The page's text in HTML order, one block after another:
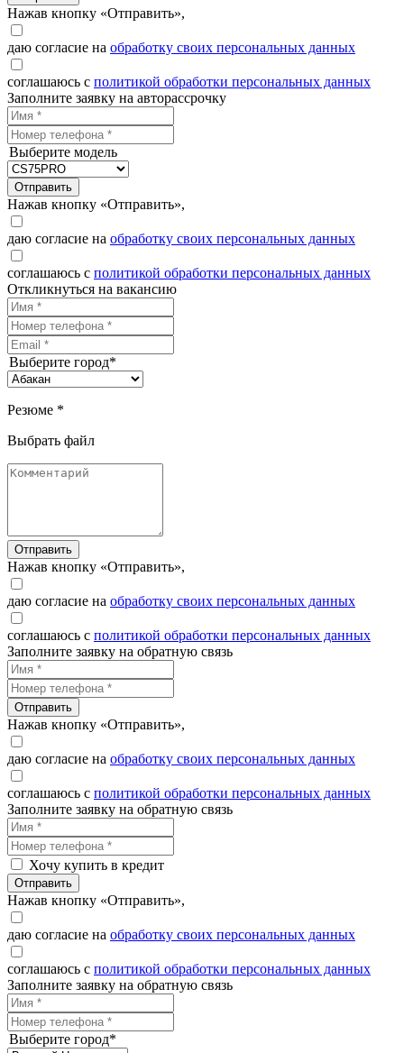
Нажав кнопку «Отправить»,
даю согласие на обработку своих персональных данных
соглашаюсь с политикой обработки персональных данных
Заполните заявку на авторассрочку
Выберите модель
Отправить
Нажав кнопку «Отправить»,
даю согласие на обработку своих персональных данных
соглашаюсь с политикой обработки персональных данных
Откликнуться на вакансию
Выберите город*
Резюме *
Выбрать файл
Отправить
Нажав кнопку «Отправить»,
даю согласие на обработку своих персональных данных
соглашаюсь с политикой обработки персональных данных
Заполните заявку на обратную связь
Отправить
Нажав кнопку «Отправить»,
даю согласие на обработку своих персональных данных
соглашаюсь с политикой обработки персональных данных
Заполните заявку на обратную связь
Хочу купить в кредит
Отправить
Нажав кнопку «Отправить»,
даю согласие на обработку своих персональных данных
соглашаюсь с политикой обработки персональных данных
Заполните заявку на обратную связь
Выберите город*